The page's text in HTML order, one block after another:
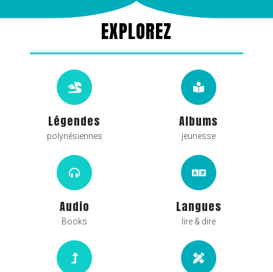
EXPLOREZ
Légendes
polynésiennes
Albums
jeunesse
Audio
Books
Langues
lire & dire